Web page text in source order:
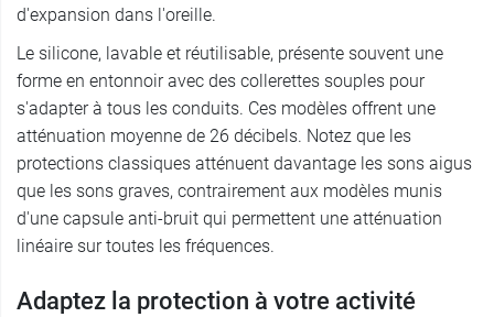
d'expansion dans l'oreille.
Le silicone, lavable et réutilisable, présente souvent une
forme en entonnoir avec des collerettes souples pour
s'adapter à tous les conduits. Ces modèles offrent une
atténuation moyenne de 26 décibels. Notez que les
protections classiques atténuent davantage les sons aigus
que les sons graves, contrairement aux modèles munis
d'une capsule anti-bruit qui permettent une atténuation
linéaire sur toutes les fréquences.
Adaptez la protection à votre activité